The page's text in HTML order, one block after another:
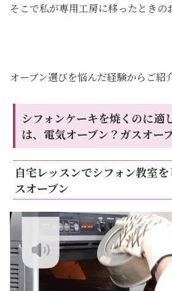
そこで私が専用工房に移ったときの
オーブン選びを悩んだ経験からご紹
シフォンケーキを焼くのに適
は、電気オーブン？ガスオー
自宅レッスンでシフォン教室
スオーブン